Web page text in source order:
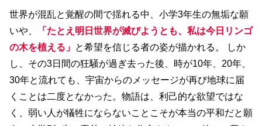
世界が混乱と覚醒の間で揺れる中、小学3年生の無垢な願
いや、
「たとえ明日世界が滅びようとも、私は今日リンゴ
の木を植える」 と希望を信じる者の姿が描かれる。 しか
し、その3日間の狂騒が過ぎ去った後、時が10年、20年、
30年と流れても、宇宙からのメッセージが再び地球に届
くことは二度となかった。物語は、利己的な欲望ではな
く、弱い人が犠牲にならないことこそが本当の平和だと願